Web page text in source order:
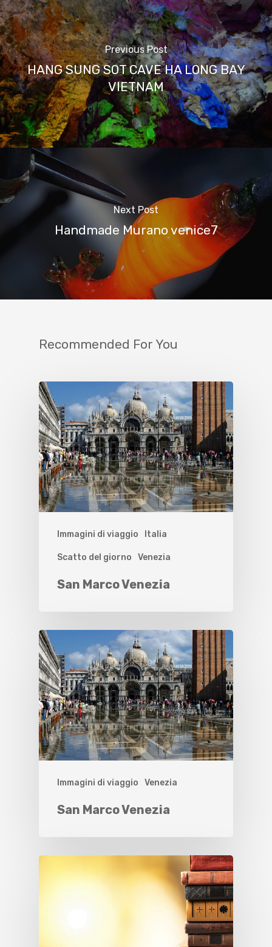
Previous Post
HANG SUNG SOT CAVE HA LONG BAY
VIETNAM
Next Post
Handmade Murano venice7
Recommended For You
Immagini di viaggio Italia
Scatto del giorno Venezia
San Marco Venezia
Immagini di viaggio Venezia
San Marco Venezia